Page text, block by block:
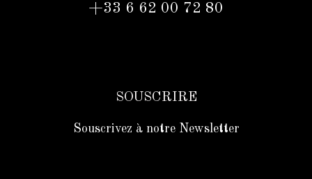
+33 6 62 00 72 80
SOUSCRIRE
Souscrivez à notre Newsletter